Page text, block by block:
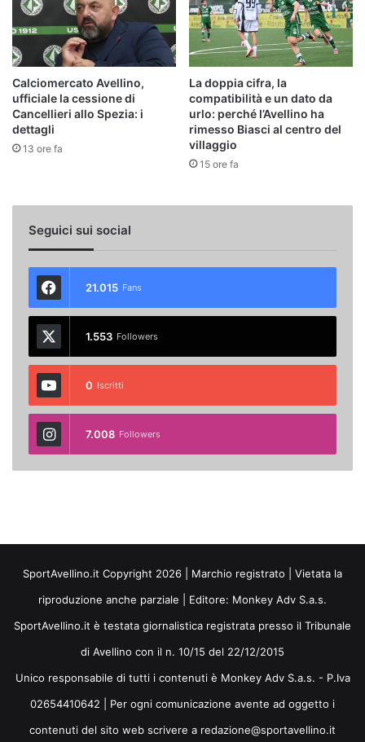
Calciomercato Avellino,
ufficiale la cessione di
Cancellieri allo Spezia: i
dettagli
13 ore fa
La doppia cifra, la
compatibilità e un dato da
urlo: perché l’Avellino ha
rimesso Biasci al centro del
villaggio
15 ore fa
Seguici sui social
21.015 Fans
1.553 Followers
0 Iscritti
7.008 Followers
SportAvellino.it Copyright 2026 | Marchio registrato | Vietata la
riproduzione anche parziale | Editore: Monkey Adv S.a.s.
SportAvellino.it è testata giornalistica registrata presso il Tribunale
di Avellino con il n. 10/15 del 22/12/2015
Unico responsabile di tutti i contenuti è Monkey Adv S.a.s. - P.Iva
02654410642 | Per ogni comunicazione avente ad oggetto i
contenuti del sito web scrivere a redazione@sportavellino.it